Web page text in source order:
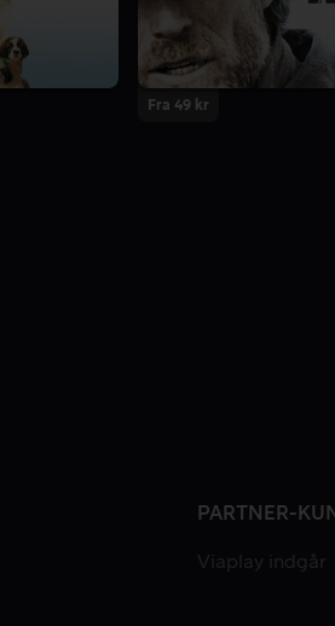
Fra 49 kr
PARTNER-
Viaplay indgår